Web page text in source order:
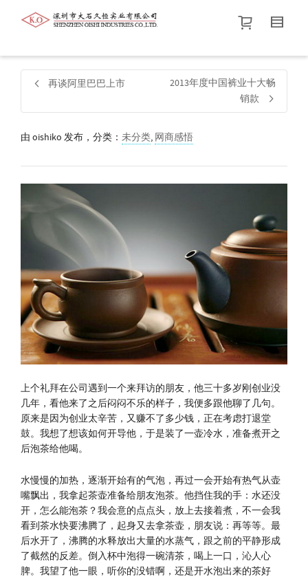
帮我查找新的衬衫尺码
价格介于
默认品牌.
再谈阿里巴巴上市
2013年度中国裤业十大畅
销款
由 oishiko 发布，分类： 未分类, 网商感悟
上个礼拜在公司遇到一个来拜访的朋友，他三十多岁刚创业没
几年，看他来了之后闷闷不乐的样子，我便多跟他聊了几句。
原来是因为创业太辛苦，又赚不了多少钱，正在考虑打退堂
鼓。我想了想该如何开导他，于是装了一壶冷水，准备煮开之
后泡茶给他喝。
水慢慢的加热，逐渐开始有的气泡，再过一会开始有热气从壶
嘴飘出，我拿起茶壶准备给朋友泡茶。他挡住我的手：水还没
开，怎么能泡茶？我会意的点点头，放上去接着煮，不一会我
看到茶水快要沸腾了，起身又去拿茶壶，朋友说：再等等。最
后水开了，沸腾的水释放出大量的水蒸气，跟之前的平静形成
了截然的反差。倒入杯中泡得一碗清茶，喝上一口，沁人心
脾。我望了他一眼，听你的没错啊，还是开水泡出来的茶好